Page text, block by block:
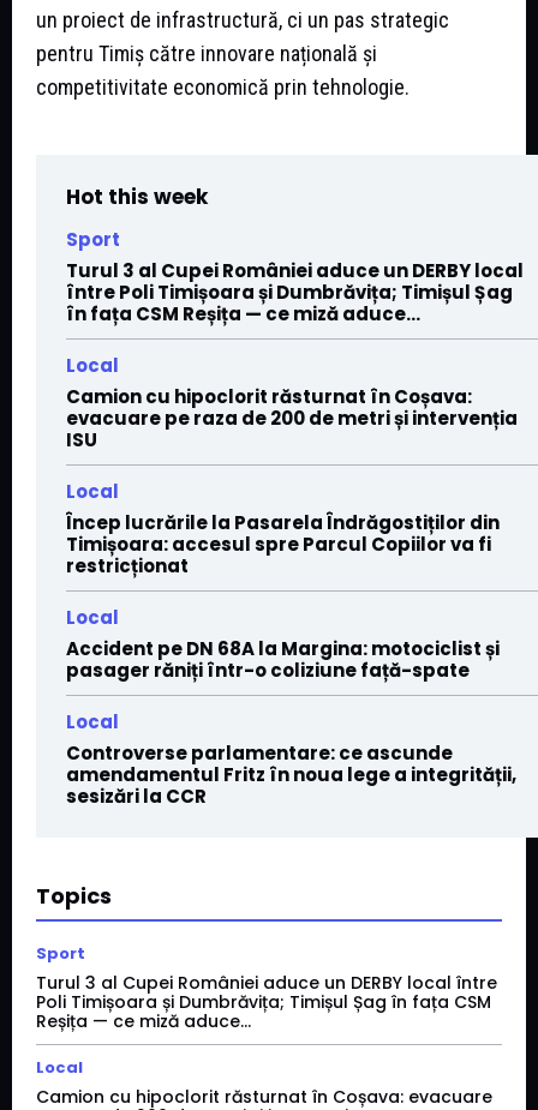
un proiect de infrastructură, ci un pas strategic
pentru Timiș către innovare națională și
competitivitate economică prin tehnologie.
Hot this week
Sport
Turul 3 al Cupei României aduce un DERBY local
între Poli Timișoara și Dumbrăvița; Timișul Șag
în fața CSM Reșița — ce miză aduce...
Local
Camion cu hipoclorit răsturnat în Coșava:
evacuare pe raza de 200 de metri și intervenția
ISU
Local
Încep lucrările la Pasarela Îndrăgostiților din
Timișoara: accesul spre Parcul Copiilor va fi
restricționat
Local
Accident pe DN 68A la Margina: motociclist și
pasager răniți într-o coliziune față-spate
Local
Controverse parlamentare: ce ascunde
amendamentul Fritz în noua lege a integrității,
sesizări la CCR
Topics
Sport
Turul 3 al Cupei României aduce un DERBY local între
Poli Timișoara și Dumbrăvița; Timișul Șag în fața CSM
Reșița — ce miză aduce...
Local
Camion cu hipoclorit răsturnat în Coșava: evacuare